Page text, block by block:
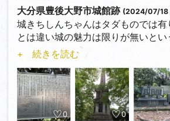
て良いかと。結果から言いますと方
んでした。何より空堀が見当たり
的に土塁の残存率も良くて気に入
た時に気が付いたのですが、樹木が
て、根が表面に現れています。今の
かと感じました。先日の台風は大
うか。
大分県豊後大野市城館跡 (2024/07/18
城きちしんちゃんはタダものでは
とは違い城の魅力は限りが無いと
よ。それにしてもキン肉マンと城の
ありますね。私、特撮のゴジラと
みなのですが・・・・。
大分訪問の際に数か所の城館も同
+ 続きを読む
0 0